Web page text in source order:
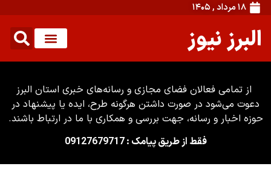
۱۸ مرداد , ۱۴۰۵
البرز نیوز
از تمامی فعالان فضای مجازی و رسانه‌های خبری استان البرز
دعوت می‌شود در صورت داشتن هرگونه طرح، ایده یا پیشنهاد در
حوزه اخبار و رسانه، جهت بررسی و همکاری با ما در ارتباط باشند.
فقط از طریق پیامک : 09127679717